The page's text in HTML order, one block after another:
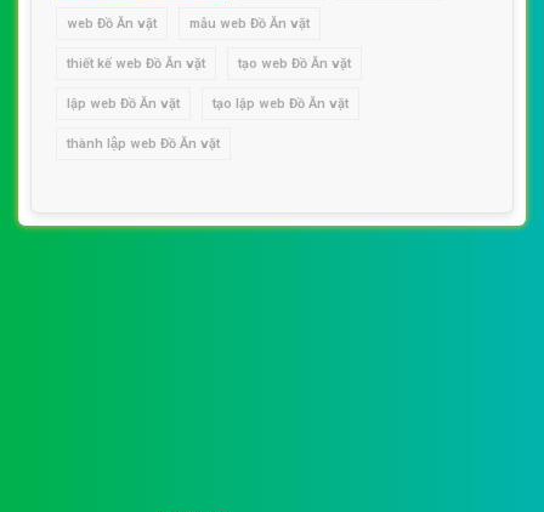
web Đồ Ăn vặt mẫu web Đồ Ăn vặt
thiết kế web Đồ Ăn vặt tạo web Đồ Ăn vặt
lập web Đồ Ăn vặt tạo lập web Đồ Ăn vặt
thành lập web Đồ Ăn vặt